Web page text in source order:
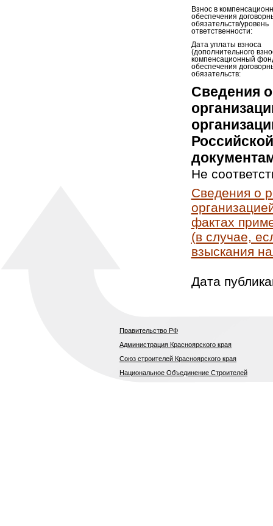
Взнос в
обеспечения
обязательств/уровень
ответственности:
Дата уплаты взноса
(дополнительного
компенсационный
обеспечения
обязательств:
Сведения
Не
Сведения о
фактах
(в случае,
взыскания
Дата
Правительство РФ
Администрация Красноярского края
Союз строителей Красноярского края
Национальное Объединение Строителей